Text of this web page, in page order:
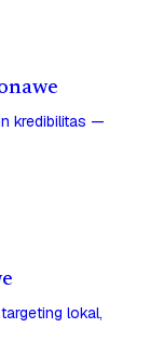
kredibilitas —
lokal,